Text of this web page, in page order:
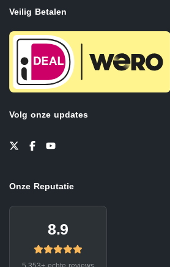
Veilig Betalen
Volg onze updates
Onze Reputatie
8.9